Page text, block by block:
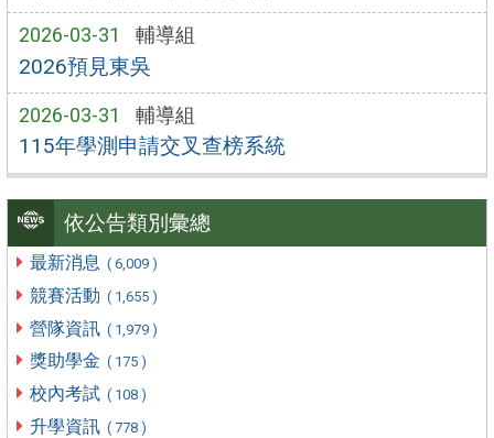
2026-03-31 輔導組
2026預見東吳
2026-03-31 輔導組
115年學測申請交叉查榜系統
依公告類別彙總
最新消息 ( 6,009 )
競賽活動 ( 1,655 )
營隊資訊 ( 1,979 )
獎助學金 ( 175 )
校內考試 ( 108 )
升學資訊 ( 778 )